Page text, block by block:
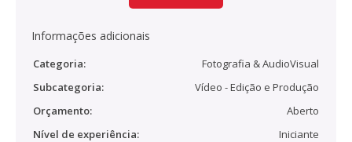
Informações adicionais
Categoria:
Fotografia & AudioVisual
Subcategoria:
Vídeo - Edição e Produção
Orçamento:
Aberto
Nível de experiência:
Iniciante